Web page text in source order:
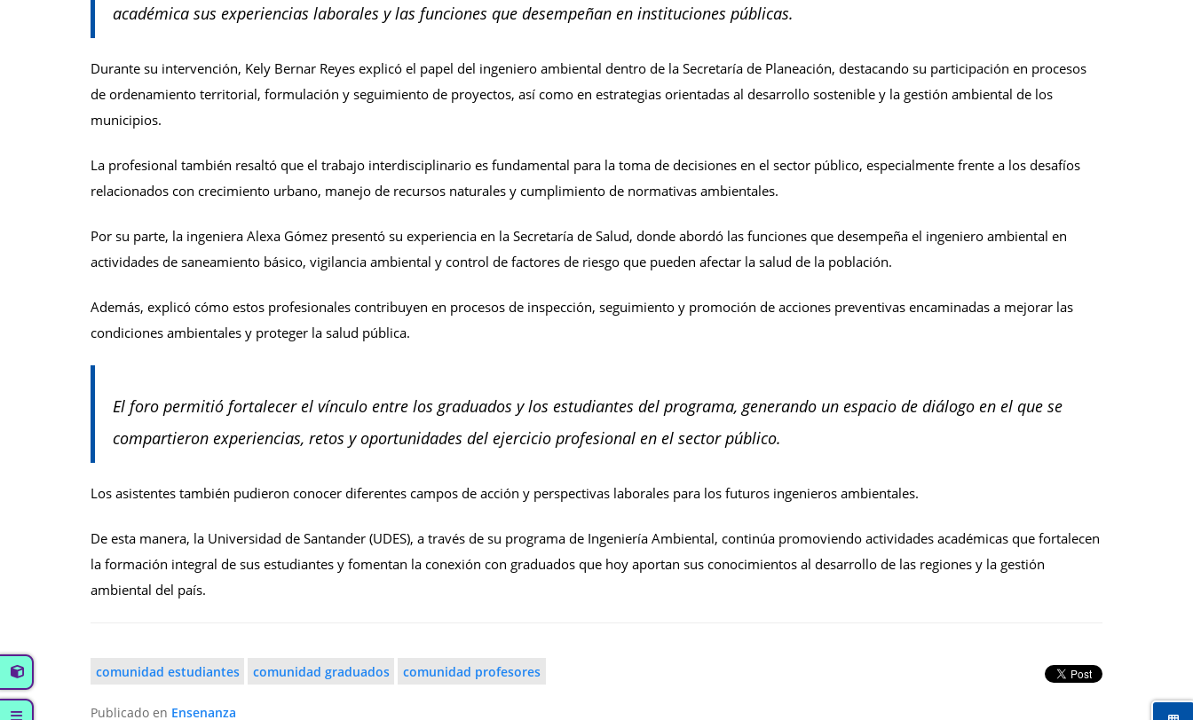
académica sus experiencias laborales y las funciones que desempeñan en instituciones públicas.
Durante su intervención, Kely Bernar Reyes explicó el papel del ingeniero ambiental dentro de la Secretaría de Planeación, destacando su participación en procesos
de ordenamiento territorial, formulación y seguimiento de proyectos, así como en estrategias orientadas al desarrollo sostenible y la gestión ambiental de los
municipios.
La profesional también resaltó que el trabajo interdisciplinario es fundamental para la toma de decisiones en el sector público, especialmente frente a los desafíos
relacionados con crecimiento urbano, manejo de recursos naturales y cumplimiento de normativas ambientales.
Por su parte, la ingeniera Alexa Gómez presentó su experiencia en la Secretaría de Salud, donde abordó las funciones que desempeña el ingeniero ambiental en
actividades de saneamiento básico, vigilancia ambiental y control de factores de riesgo que pueden afectar la salud de la población.
Además, explicó cómo estos profesionales contribuyen en procesos de inspección, seguimiento y promoción de acciones preventivas encaminadas a mejorar las
condiciones ambientales y proteger la salud pública.
El foro permitió fortalecer el vínculo entre los graduados y los estudiantes del programa, generando un espacio de diálogo en el que se
compartieron experiencias, retos y oportunidades del ejercicio profesional en el sector público.
Los asistentes también pudieron conocer diferentes campos de acción y perspectivas laborales para los futuros ingenieros ambientales.
De esta manera, la Universidad de Santander (UDES), a través de su programa de Ingeniería Ambiental, continúa promoviendo actividades académicas que fortalecen
la formación integral de sus estudiantes y fomentan la conexión con graduados que hoy aportan sus conocimientos al desarrollo de las regiones y la gestión
ambiental del país.
comunidad estudiantes comunidad graduados comunidad profesores
Publicado en Ensenanza